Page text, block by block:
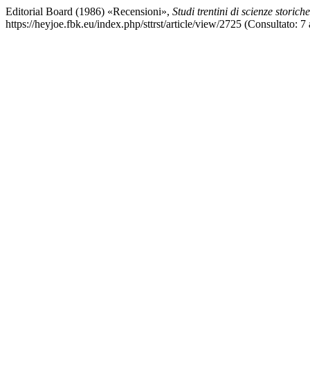
Editorial Board (1986) «Recensioni», Studi trentini di scienze storiche
https://heyjoe.fbk.eu/index.php/sttrst/article/view/2725 (Consultato: 7